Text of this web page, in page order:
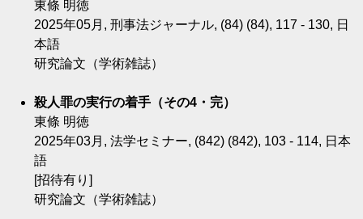
東條 明徳
2025年05月, 刑事法ジャーナル, (84) (84), 117 - 130, 日
本語
研究論文（学術雑誌）
殺人罪の実行の着手（その4・完）
東條 明徳
2025年03月, 法学セミナー, (842) (842), 103 - 114, 日本
語
[招待有り]
研究論文（学術雑誌）